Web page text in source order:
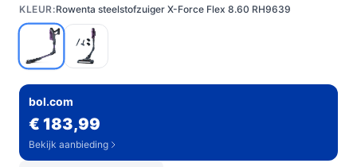
KLEUR:Rowenta steelstofzuiger X-Force Flex 8.60 RH9639
bol.com
€ 183,99
Bekijk aanbieding